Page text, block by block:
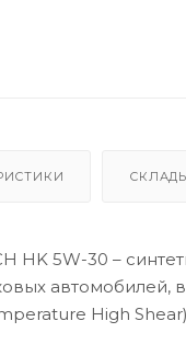
HK 5W-30 –
High